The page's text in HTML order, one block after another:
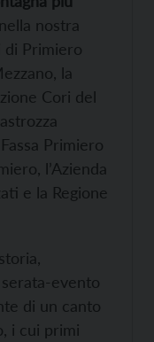
nostra
di Primiero
la
Cori del
Primiero
l’Azienda
e la Regione
evento
di un canto
i cui primi